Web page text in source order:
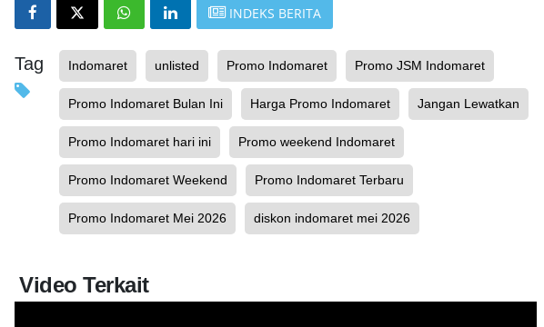
INDEKS BERITA
Tag Indomaret unlisted Promo Indomaret Promo JSM Indomaret
Promo Indomaret Bulan Ini Harga Promo Indomaret Jangan Lewatkan
Promo Indomaret hari ini Promo weekend Indomaret
Promo Indomaret Weekend Promo Indomaret Terbaru
Promo Indomaret Mei 2026 diskon indomaret mei 2026
Video Terkait